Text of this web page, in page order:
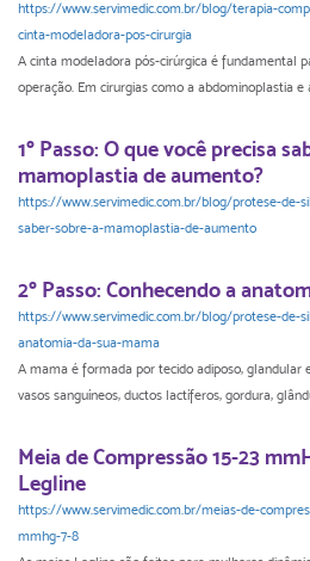
https://www.servimedic.com.br/blog/terapia-
cinta-modeladora-pos-cirurgia
A cinta modeladora pós-cirúrgica é fundamental
operação. Em cirurgias como a abdominoplastia e
1º Passo: O que você precisa
mamoplastia de aumento?
https://www.servimedic.com.br/blog/protese-de-
saber-sobre-a-mamoplastia-de-aumento
2º Passo: Conhecendo a
https://www.servimedic.com.br/blog/protese-de-
anatomia-da-sua-mama
A mama é formada por tecido adiposo, glandular
vasos sanguíneos, ductos lactíferos, gordura,
Meia de Compressão 15-23
Legline
https://www.servimedic.com.br/meias-de-
mmhg-7-8